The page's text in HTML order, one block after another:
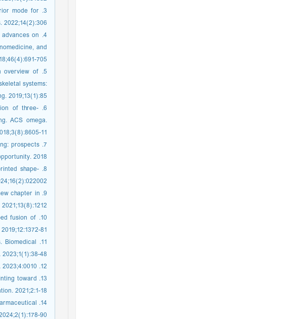
mode for
on
and
705.
overview of
systems:
2019;13(1):85.
of three-
ACS omega.
11.
prospects
2018.
shape-
chapter in
fusion of
81.
Biomedical
48.
12. Kong B, Zhao Y. 3D bioprinting for biomedical applications. BME frontiers. 2023;4:0010.
toward
2021;2:1-18.
90.